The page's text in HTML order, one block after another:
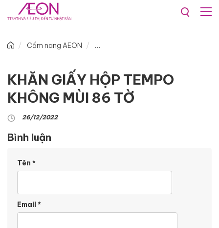
Cẩm nang AEON
KHĂN GIẤY HỘP TEMPO
KHÔNG MÙI 86 TỜ
26/12/2022
Bình luận
Tên *
Email*